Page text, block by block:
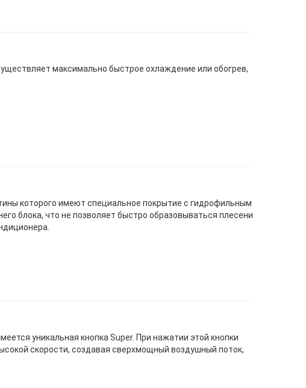
максимально быстрое охлаждение или обогрев,
которого имеют специальное покрытие с гидрофильным
блока, что не позволяет быстро образовываться плесени
уникальная кнопка Super. При нажатии этой кнопки
скорости, создавая сверхмощный воздушный поток,